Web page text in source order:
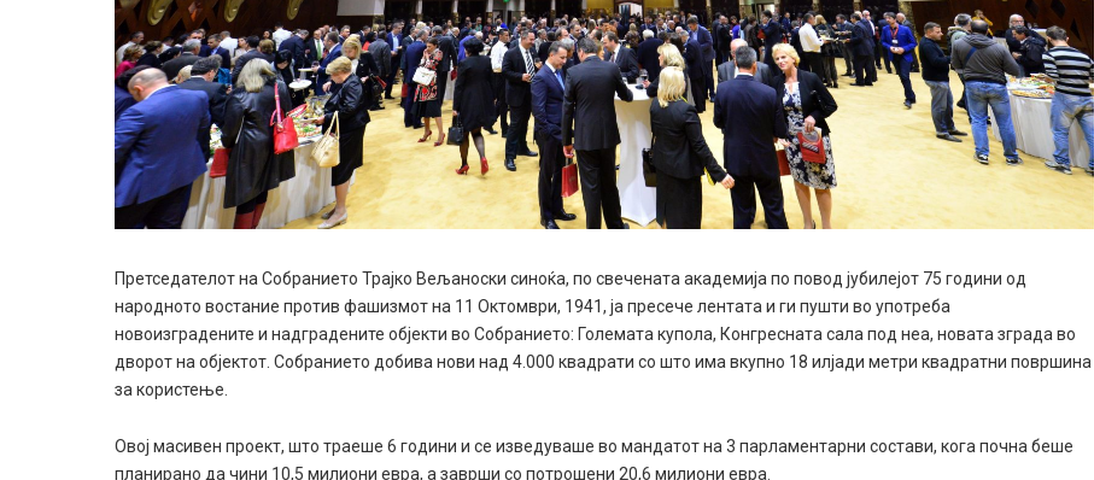
Претседателот на Собранието Трајко Вељаноски синоќа, по свечената академија по повод јубилејот 75 години од
народното востание против фашизмот на 11 Октомври, 1941, ја пресече лентата и ги пушти во употреба
новоизградените и надградените објекти во Собранието: Големата купола, Конгресната сала под неа, новата зграда во
дворот на објектот. Собранието добива нови над 4.000 квадрати со што има вкупно 18 илјади метри квадратни површина
за користење.
Овој масивен проект, што траеше 6 години и се изведуваше во мандатот на 3 парламентарни состави, кога почна беше
планирано да чини 10,5 милиони евра, а заврши со потрошени 20,6 милиони евра.